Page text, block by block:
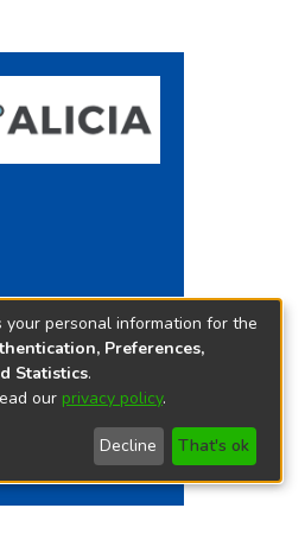
personal information for the
Preferences,
Statistics.
our privacy policy.
Decline That's ok